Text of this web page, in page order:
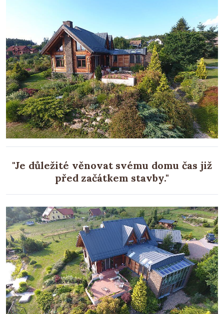
"Je důležité věnovat svému domu čas již
před začátkem stavby."